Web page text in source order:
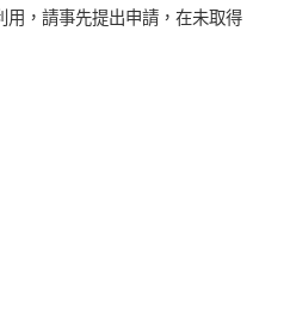
，請事先提出申請，在未取得